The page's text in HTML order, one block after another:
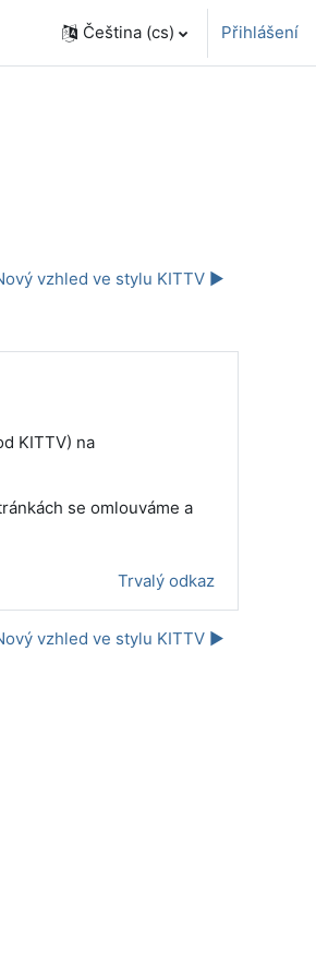
Čeština ‎(cs)‎ Přihlášení
vzhled ve stylu KITTV ▶︎
KITTV) na
se omlouváme a
Trvalý odkaz
vzhled ve stylu KITTV ▶︎